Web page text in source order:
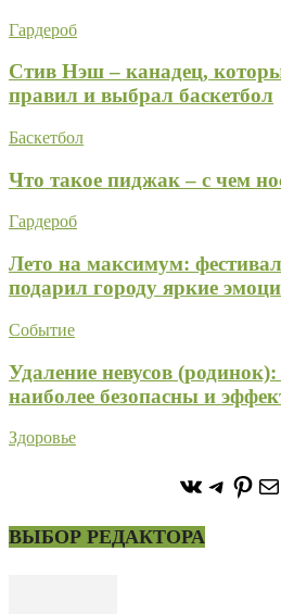
Гардероб
Стив Нэш – канадец,
правил и выбрал баскетбол
Баскетбол
Что такое пиджак – с чем
Гардероб
Лето на максимум:
подарил городу яркие
Событие
Удаление невусов
наиболее безопасны и
Здоровье
https://
https://
ВЫБОР РЕДАКТОРА